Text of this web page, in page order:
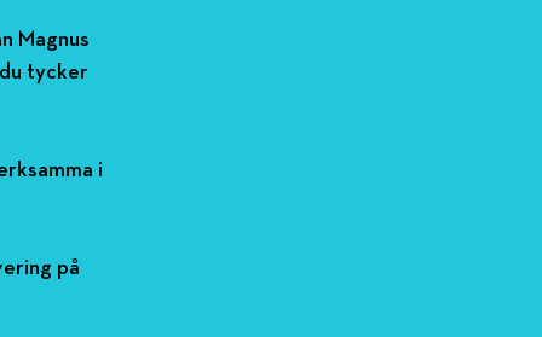
Magnus
tycker
i
på